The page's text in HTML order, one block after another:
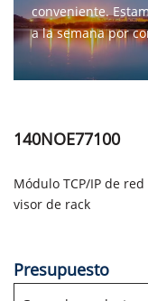
conveniente.
a la semana por
140NOE77100
Módulo TCP/IP de
visor de rack
Presupuesto